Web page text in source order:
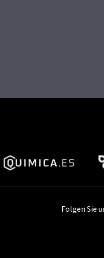
Folgen Sie